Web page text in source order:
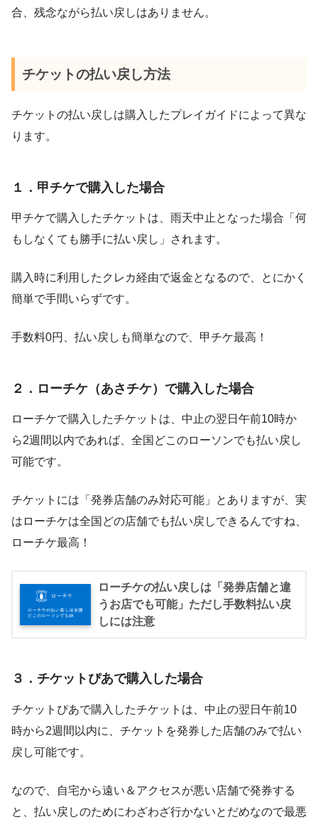
合、残念ながら払い戻しはありません。
チケットの払い戻し方法
チケットの払い戻しは購入したプレイガイドによって異な
ります。
１．甲チケで購入した場合
甲チケで購入したチケットは、雨天中止となった場合「何
もしなくても勝手に払い戻し」されます。
購入時に利用したクレカ経由で返金となるので、とにかく
簡単で手間いらずです。
手数料0円、払い戻しも簡単なので、甲チケ最高！
２．ローチケ（あさチケ）で購入した場合
ローチケで購入したチケットは、中止の翌日午前10時か
ら2週間以内であれば、全国どこのローソンでも払い戻し
可能です。
チケットには「発券店舗のみ対応可能」とありますが、実
はローチケは全国どの店舗でも払い戻しできるんですね、
ローチケ最高！
ローチケの払い戻しは「発券店舗と違
うお店でも可能」ただし手数料払い戻
しには注意
３．チケットぴあで購入した場合
チケットぴあで購入したチケットは、中止の翌日午前10
時から2週間以内に、チケットを発券した店舗のみで払い
戻し可能です。
なので、自宅から遠い＆アクセスが悪い店舗で発券する
と、払い戻しのためにわざわざ行かないとだめなので最悪